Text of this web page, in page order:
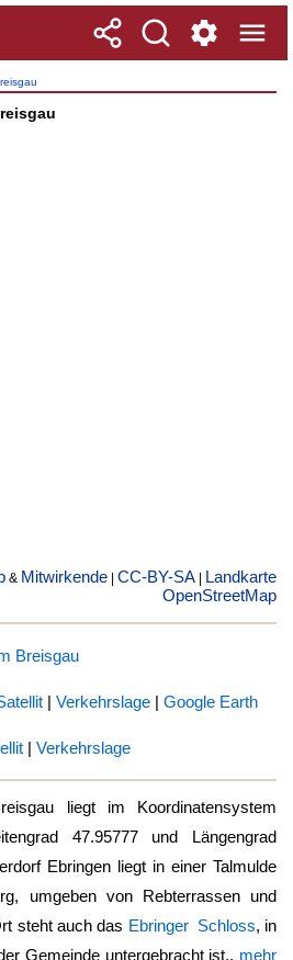
& Mitwirkende CC-BY-SA Landkarte
OpenStreetMap
Breisgau
| Verkehrslage | Google Earth
| Verkehrslage
liegt im Koordinatensystem
47.95777 und Längengrad
Ebringen liegt in einer Talmulde
umgeben von Rebterrassen und
steht auch das Ebringer Schloss, in
Gemeinde untergebracht ist.. mehr